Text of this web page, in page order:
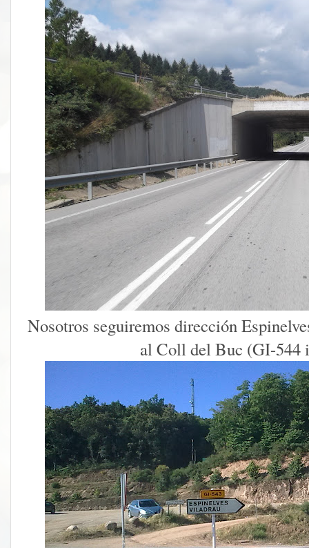
Nosotros seguiremos dirección
al Coll del Buc (GI-544